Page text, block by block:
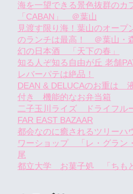
海を一望できる景色抜群の
「CABAN」 ＠葉山
見渡す限り海！葉山のオープ
のランチは最高！ ＠葉山・
幻の日本酒 「天下の春」
知る人ぞ知る自由が丘 老舗
レバーパテは絶品！
DEAN & DELUCAのお重は
付き 機能的なお弁当箱
二子玉川ライズ ドライフル
FAR EAST BAZAAR
都会なのに癒されるツリーハ
ワーショップ 「レ・グラン
尾
都立大学 お菓子処 「ち